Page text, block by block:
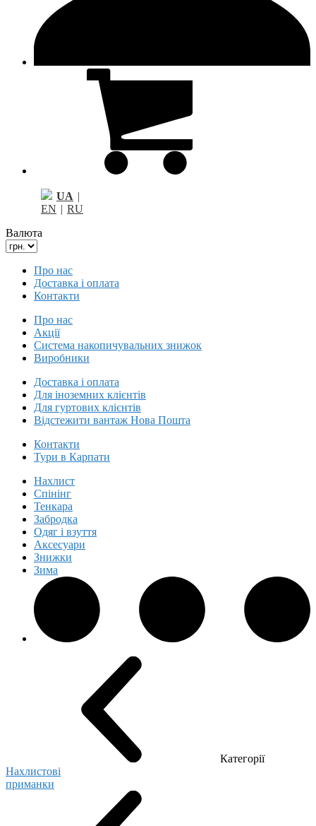
UA |
EN | RU
Валюта
Про нас
Доставка і оплата
Контакти
Про нас
Акції
Система накопичувальних знижок
Виробники
Доставка і оплата
Для іноземних клієнтів
Для гуртових клієнтів
Відстежити вантаж Нова Пошта
Контакти
Тури в Карпати
Нахлист
Спінінг
Тенкара
Забродка
Одяг і взуття
Аксесуари
Знижки
Зима
Категорії
Нахлистові
приманки